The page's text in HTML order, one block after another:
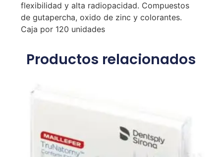
flexibilidad y alta radiopacidad. Compuestos
de gutapercha, oxido de zinc y colorantes.
Caja por 120 unidades
Productos relacionados